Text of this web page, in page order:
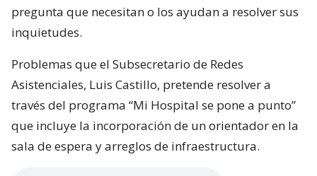
pregunta que necesitan o los ayudan a resolver sus
inquietudes.
Problemas que el Subsecretario de Redes
Asistenciales, Luis Castillo, pretende resolver a
través del programa “Mi Hospital se pone a punto”
que incluye la incorporación de un orientador en la
sala de espera y arreglos de infraestructura.